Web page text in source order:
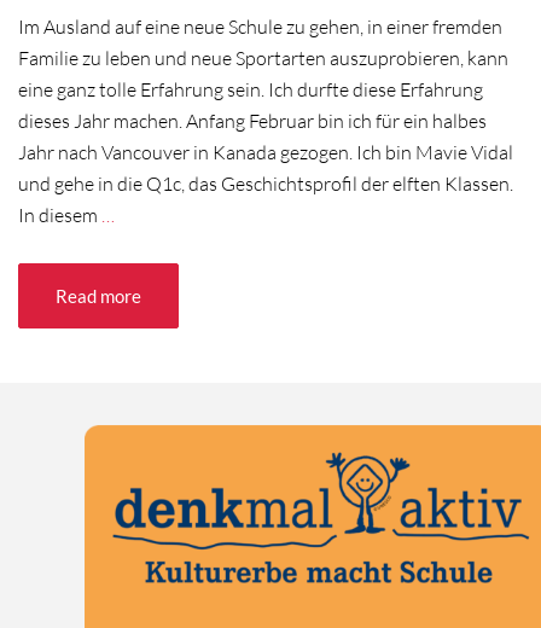
Im Ausland auf eine neue Schule zu gehen, in einer fremden
Familie zu leben und neue Sportarten auszuprobieren, kann
eine ganz tolle Erfahrung sein. Ich durfte diese Erfahrung
dieses Jahr machen. Anfang Februar bin ich für ein halbes
Jahr nach Vancouver in Kanada gezogen. Ich bin Mavie Vidal
und gehe in die Q1c, das Geschichtsprofil der elften Klassen.
In diesem
Read more